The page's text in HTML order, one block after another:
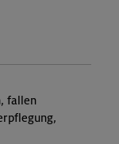
fallen